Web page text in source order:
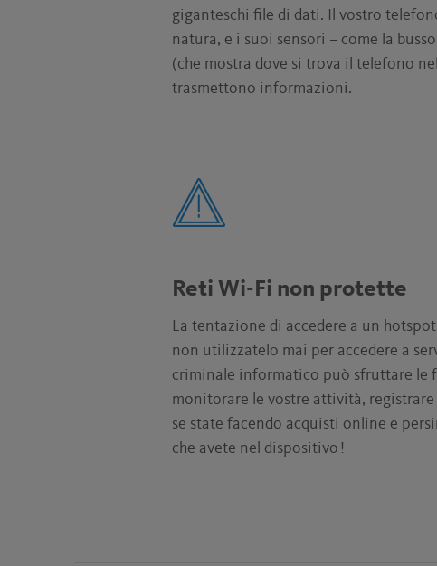
giganteschi file di dati. Il vostro
natura, e i suoi sensori – come la
(che mostra dove si trova il telefono
trasmettono informazioni.
Reti Wi-Fi non protette
La tentazione di accedere a un
non utilizzatelo mai per accedere a
criminale informatico può sfruttare le
monitorare le vostre attività,
se state facendo acquisti online e
che avete nel dispositivo !